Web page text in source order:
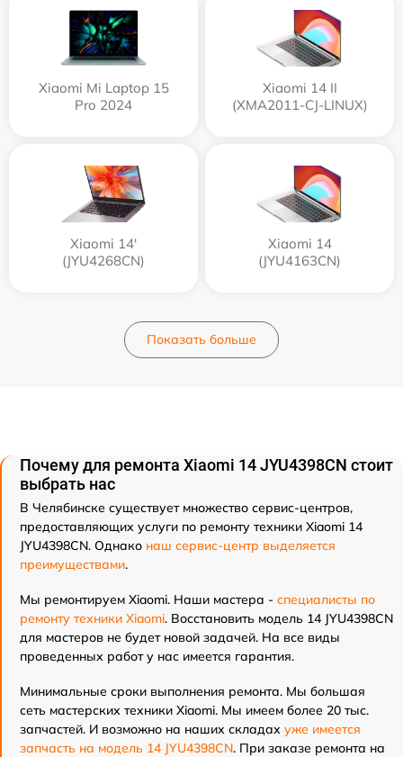
Xiaomi Mi Laptop 15
Pro 2024
Xiaomi 14 II
(XMA2011-CJ-LINUX)
Xiaomi 14'
(JYU4268CN)
Xiaomi 14
(JYU4163CN)
Показать больше
Почему для ремонта Xiaomi 14 JYU4398CN стоит
выбрать нас
В Челябинске существует множество сервис-центров,
предоставляющих услуги по ремонту техники Xiaomi 14
JYU4398CN. Однако наш сервис-центр выделяется
преимуществами.
Мы ремонтируем Xiaomi. Наши мастера - специалисты по
ремонту техники Xiaomi. Восстановить модель 14 JYU4398CN
для мастеров не будет новой задачей. На все виды
проведенных работ у нас имеется гарантия.
Минимальные сроки выполнения ремонта. Мы большая
сеть мастерских техники Xiaomi. Мы имеем более 20 тыс.
запчастей. И возможно на наших складах уже имеется
запчасть на модель 14 JYU4398CN. При заказе ремонта на